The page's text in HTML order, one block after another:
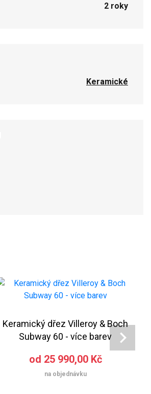
2 roky
Keramické
Keramický dřez Villeroy & Boch
Subway 60 - více barev
od 25 990,00 Kč
na objednávku